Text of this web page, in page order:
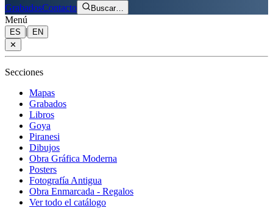
GrabadosContacto Buscar…
Menú
ES |
EN
✕
Secciones
Mapas
Grabados
Libros
Goya
Piranesi
Dibujos
Obra Gráfica Moderna
Posters
Fotografía Antigua
Obra Enmarcada - Regalos
Ver todo el catálogo